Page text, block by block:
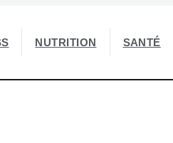
NUTRITION SANTÉ